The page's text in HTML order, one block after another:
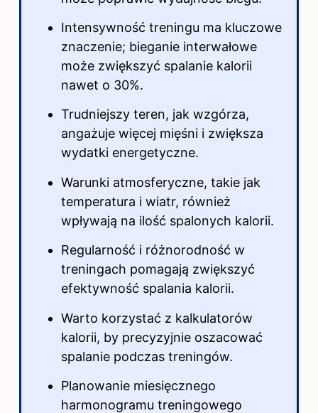
Intensywność treningu ma kluczowe
znaczenie; bieganie interwałowe
może zwiększyć spalanie kalorii
nawet o 30%.
Trudniejszy teren, jak wzgórza,
angażuje więcej mięśni i zwiększa
wydatki energetyczne.
Warunki atmosferyczne, takie jak
temperatura i wiatr, również
wpływają na ilość spalonych kalorii.
Regularność i różnorodność w
treningach pomagają zwiększyć
efektywność spalania kalorii.
Warto korzystać z kalkulatorów
kalorii, by precyzyjnie oszacować
spalanie podczas treningów.
Planowanie miesięcznego
harmonogramu treningowego